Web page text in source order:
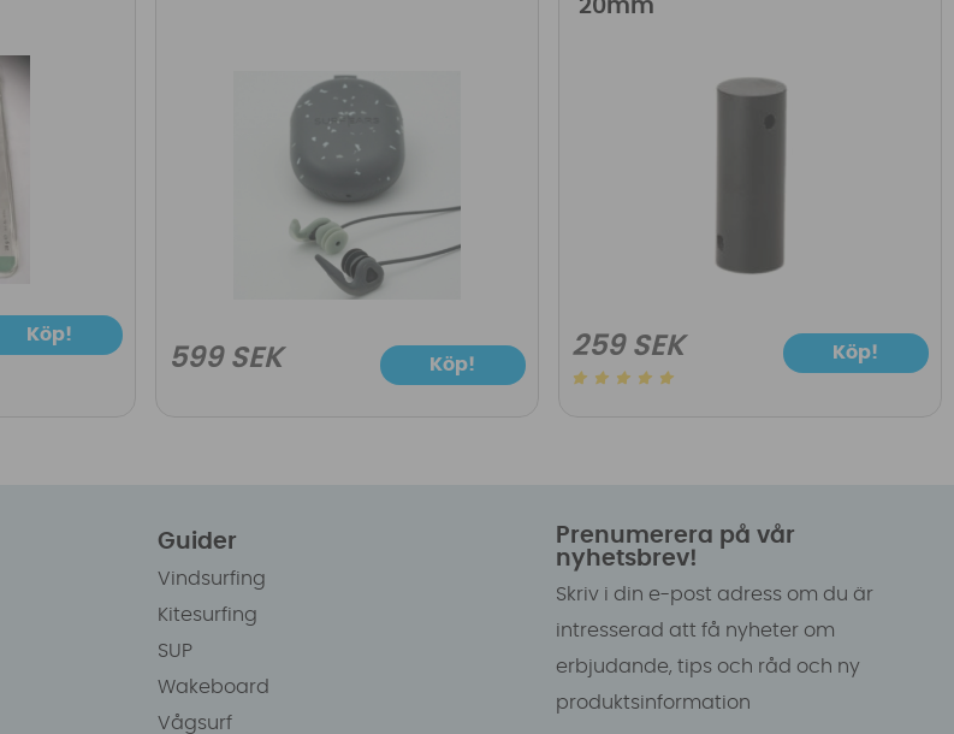
Köp!
599 SEK Köp!
20mm
259 SEK Köp!
Guider
Vindsurfing
Kitesurfing
SUP
Wakeboard
Vågsurf
Prenumerera på vår
nyhetsbrev!
Skriv i din e-post adress om du är
intresserad att få nyheter om
erbjudande, tips och råd och ny
produktsinformation